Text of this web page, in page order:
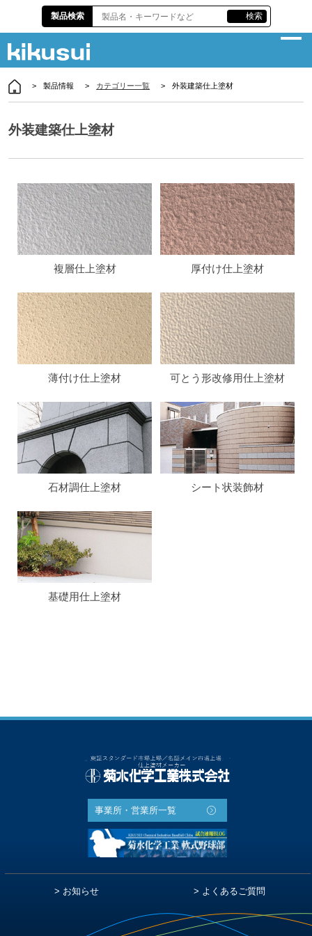
企業情報
サスティナビリティ
製品情報
各種資料
株主・投資家情報
責任施工
お問い合わせ
資料請求
よくある質問
採用情報
製品検索 検索
製品情報 カテゴリー一覧 外装建築仕上塗材
外装建築仕上塗材
複層仕上塗材 厚付け仕上塗材
薄付け仕上塗材 可とう形改修用仕上塗材
石材調仕上塗材 シート状装飾材
基礎用仕上塗材
事業所・営業所一覧
お知らせ よくあるご質問